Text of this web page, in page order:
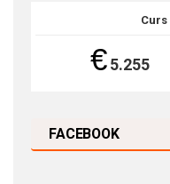
Curs
€5.255
FACEBOOK